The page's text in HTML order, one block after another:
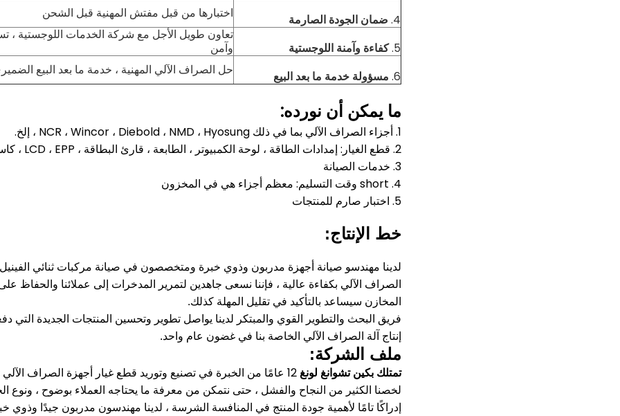
4. ضمان الجودة الصارمة اختبارها من قبل مفتش المهنية قبل الشحن
5. كفاءة وآمنة اللوجستية
تعاون طويل الأجل مع شركة الخدمات اللوجستية ،
وآمن
6. مسؤولة خدمة ما بعد البيع حل الصراف الآلي المهنية ، خدمة ما بعد البيع
ما يمكن أن نورده:
1. أجزاء الصراف الآلي بما في ذلك NCR ، Wincor ، Diebold ، NMD ، Hyosung ، إلخ.
2. قطع الغيار: إمدادات الطاقة ، لوحة الكمبيوتر ، الطابعة ، قارئ البطاقة ، LCD ، EPP ، كاسيت ، الحزام ، الأسطوانة ، العمود ...
3. خدمات الصيانة
4. short وقت التسليم: معظم أجزاء هي في المخزون
5. اختبار صارم للمنتجات
خط الإنتاج:
لدينا مهندسو صيانة أجهزة مدربون وذوي خبرة ومتخصصون في صيانة مركبات ثنائي الفينيل
الصراف الآلي بكفاءة عالية ، فإننا نسعى جاهدين لتمرير المدخرات إلى عملائنا والحفاظ
المخازن سيساعد بالتأكيد في تقليل المهلة كذلك.
فريق البحث والتطوير القوي والمبتكر لدينا يواصل تطوير وتحسين المنتجات الجديدة التي
إنتاج آلة الصراف الآلي الخاصة بنا في غضون عام واحد.
ملف الشركة:
تمتلك بكين تشوانغ لونغ
لخصنا الكثير من النجاح والفشل ، حتى نتمكن من معرفة ما يحتاجه العملاء بوضوح ، ونوع
إدراكًا تامًا لأهمية جودة المنتج في المنافسة الشرسة ، لدينا مهندسون مدربون جيدًا